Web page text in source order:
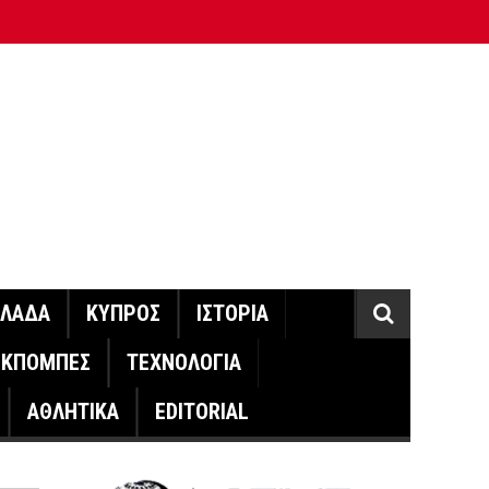
ΚΥΠΡΟΣ
ΙΣΤΟΡΙΑ
ΤΕΧΝΟΛΟΓΙΑ
ΑΘΛΗΤΙΚΑ
EDITORIAL